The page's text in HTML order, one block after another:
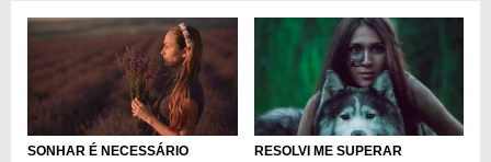
SONHAR É NECESSÁRIO RESOLVI ME SUPERAR